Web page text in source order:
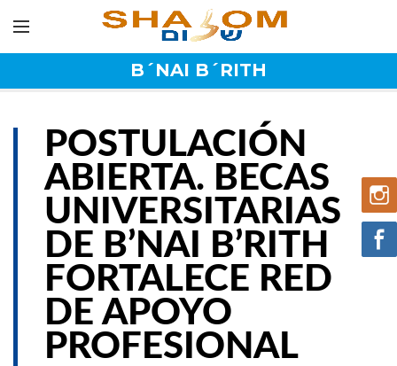
B´NAI B´RITH
POSTULACIÓN
ABIERTA. BECAS
UNIVERSITARIAS
DE B’NAI B’RITH
FORTALECE RED
DE APOYO
PROFESIONAL